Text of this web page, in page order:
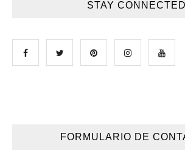
STAY CONNECTED
FORMULARIO DE